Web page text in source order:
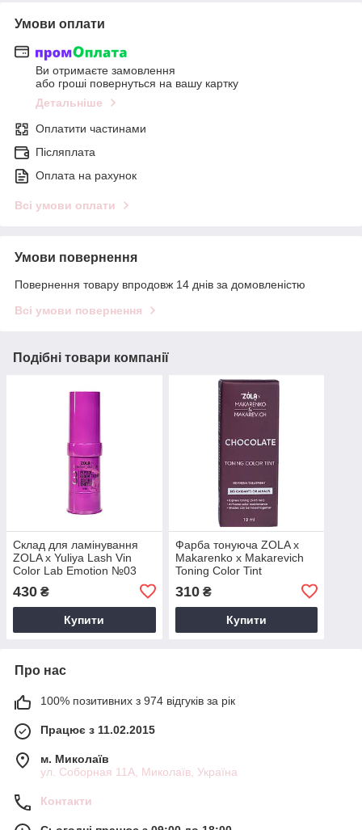
Умови оплати
Ви отримаєте замовлення
або гроші повернуться на вашу картку
Детальніше
Оплатити частинами
Післяплата
Оплата на рахунок
Всі умови оплати
Умови повернення
Повернення товару впродовж 14 днів за домовленістю
Всі умови повернення
Подібні товари компанії
Склад для ламінування
ZOLA x Yuliya Lash Vin
Color Lab Emotion №03
Peptide Bloom Therapy, 10
мл
430 ₴
Купити
Фарба тонуюча ZOLA x
Makarenko x Makarevich
Toning Color Tint
Chocolate, шоколадна, 10
мл
310₴
Купити
Про нас
100% позитивних з 974 відгуків за рік
Працює з 11.02.2015
м. Миколаїв
ул. Соборная 11А, Миколаїв, Україна
Контакти